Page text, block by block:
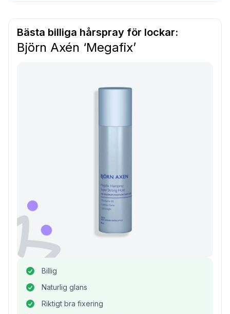
Bästa billiga hårspray för lockar:
Björn Axén ‘Megafix’
Billig
Naturlig glans
Riktigt bra fixering